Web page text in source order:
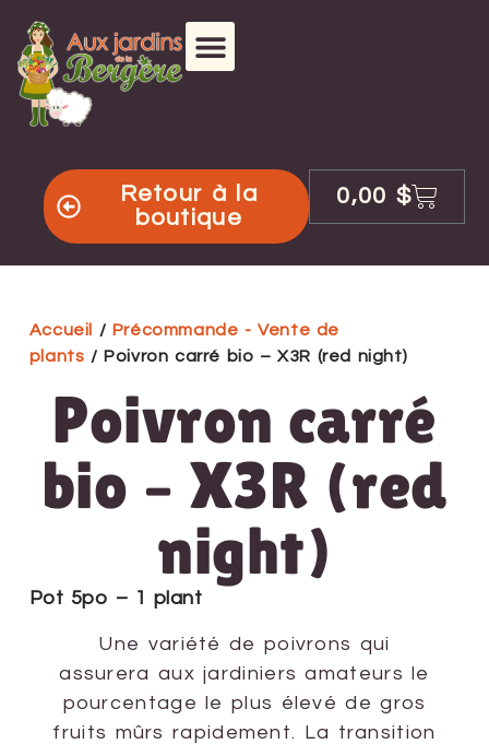
Retour à la
boutique
0,00 $
Accueil / Précommande - Vente de
plants / Poivron carré bio – X3R (red night)
Poivron carré
bio – X3R (red
night)
Pot 5po – 1 plant
Une variété de poivrons qui
assurera aux jardiniers amateurs le
pourcentage le plus élevé de gros
fruits mûrs rapidement. La transition